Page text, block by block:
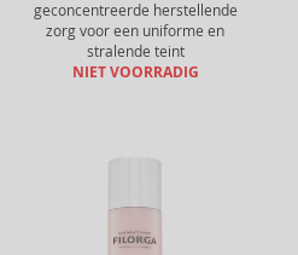
geconcentreerde herstellende
zorg voor een uniforme en
stralende teint
NIET VOORRADIG